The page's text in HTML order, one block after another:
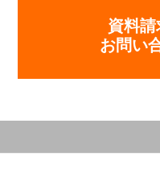
資料請
お問い